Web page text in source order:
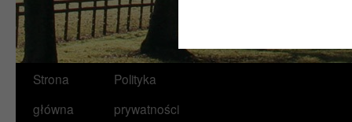
Przejdź
do
Strona
główna
Polityka
prywatności